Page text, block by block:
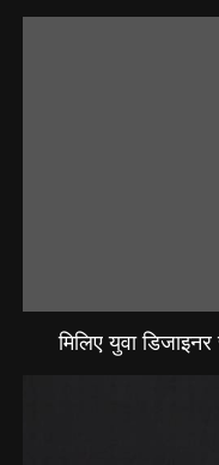
मिलिए युवा